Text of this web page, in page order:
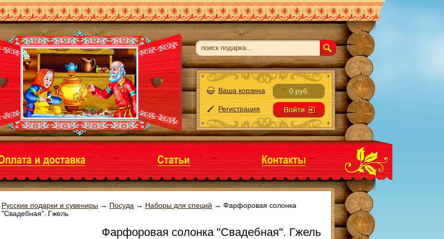
Ваша корзина 0 руб.
Регистрация
Русские подарки и сувениры → Посуда → Наборы для специй → Фарфоровая солонка
"Свадебная". Гжель
Фарфоровая солонка "Свадебная". Гжель